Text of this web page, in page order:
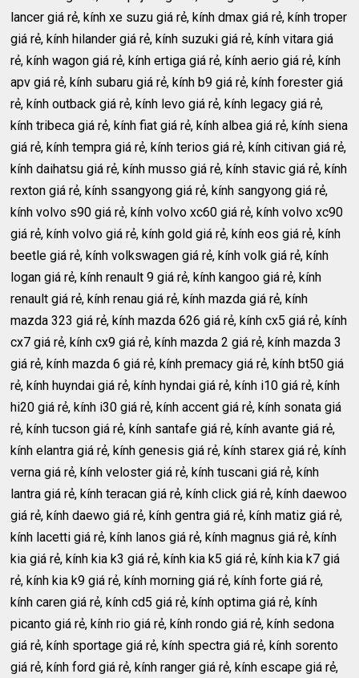
lancer giá rẻ, kính xe suzu giá rẻ, kính dmax giá rẻ, kính troper
giá rẻ, kính hilander giá rẻ, kính suzuki giá rẻ, kính vitara giá
rẻ, kính wagon giá rẻ, kính ertiga giá rẻ, kính aerio giá rẻ, kính
apv giá rẻ, kính subaru giá rẻ, kính b9 giá rẻ, kính forester giá
rẻ, kính outback giá rẻ, kính levo giá rẻ, kính legacy giá rẻ,
kính tribeca giá rẻ, kính fiat giá rẻ, kính albea giá rẻ, kính siena
giá rẻ, kính tempra giá rẻ, kính terios giá rẻ, kính citivan giá rẻ,
kính daihatsu giá rẻ, kính musso giá rẻ, kính stavic giá rẻ, kính
rexton giá rẻ, kính ssangyong giá rẻ, kính sangyong giá rẻ,
kính volvo s90 giá rẻ, kính volvo xc60 giá rẻ, kính volvo xc90
giá rẻ, kính volvo giá rẻ, kính gold giá rẻ, kính eos giá rẻ, kính
beetle giá rẻ, kính volkswagen giá rẻ, kính volk giá rẻ, kính
logan giá rẻ, kính renault 9 giá rẻ, kính kangoo giá rẻ, kính
renault giá rẻ, kính renau giá rẻ, kính mazda giá rẻ, kính
mazda 323 giá rẻ, kính mazda 626 giá rẻ, kính cx5 giá rẻ, kính
cx7 giá rẻ, kính cx9 giá rẻ, kính mazda 2 giá rẻ, kính mazda 3
giá rẻ, kính mazda 6 giá rẻ, kính premacy giá rẻ, kính bt50 giá
rẻ, kính huyndai giá rẻ, kính hyndai giá rẻ, kính i10 giá rẻ, kính
hi20 giá rẻ, kính i30 giá rẻ, kính accent giá rẻ, kính sonata giá
rẻ, kính tucson giá rẻ, kính santafe giá rẻ, kính avante giá rẻ,
kính elantra giá rẻ, kính genesis giá rẻ, kính starex giá rẻ, kính
verna giá rẻ, kính veloster giá rẻ, kính tuscani giá rẻ, kính
lantra giá rẻ, kính teracan giá rẻ, kính click giá rẻ, kính daewoo
giá rẻ, kính daewo giá rẻ, kính gentra giá rẻ, kính matiz giá rẻ,
kính lacetti giá rẻ, kính lanos giá rẻ, kính magnus giá rẻ, kính
kia giá rẻ, kính kia k3 giá rẻ, kính kia k5 giá rẻ, kính kia k7 giá
rẻ, kính kia k9 giá rẻ, kính morning giá rẻ, kính forte giá rẻ,
kính caren giá rẻ, kính cd5 giá rẻ, kính optima giá rẻ, kính
picanto giá rẻ, kính rio giá rẻ, kính rondo giá rẻ, kính sedona
giá rẻ, kính sportage giá rẻ, kính spectra giá rẻ, kính sorento
giá rẻ, kính ford giá rẻ, kính ranger giá rẻ, kính escape giá rẻ,